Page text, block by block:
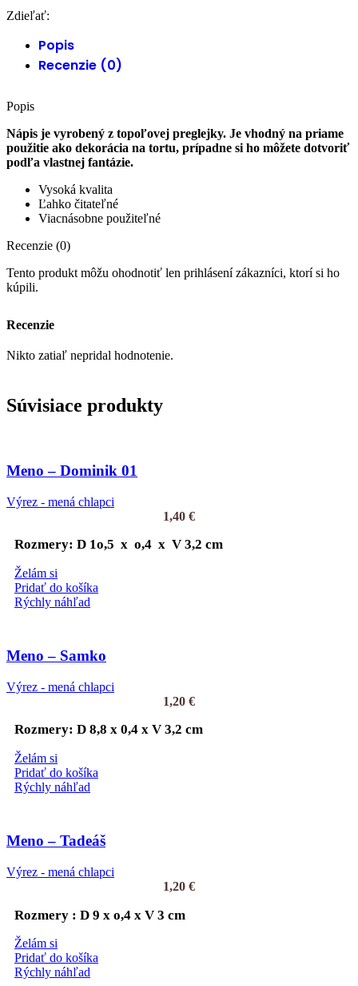
Zdieľať:
Popis
Recenzie (0)
Popis
Nápis je vyrobený z topoľovej preglejky. Je vhodný na priame
použitie ako dekorácia na tortu, prípadne si ho môžete dotvoriť
podľa vlastnej fantázie.
Vysoká kvalita
Ľahko čitateľné
Viacnásobne použiteľné
Recenzie (0)
Recenzie
Nikto zatiaľ nepridal hodnotenie.
Tento produkt môžu ohodnotiť len prihlásení zákazníci, ktorí si ho
kúpili.
Súvisiace produkty
Meno – Dominik 01
Výrez - mená chlapci
1,40 €
Rozmery: D 1o,5 x o,4 x V 3,2 cm
Želám si
Pridať do košíka
Rýchly náhľad
Meno – Samko
Výrez - mená chlapci
1,20 €
Rozmery: D 8,8 x 0,4 x V 3,2 cm
Želám si
Pridať do košíka
Rýchly náhľad
Meno – Tadeáš
Výrez - mená chlapci
1,20 €
Rozmery : D 9 x o,4 x V 3 cm
Želám si
Pridať do košíka
Rýchly náhľad